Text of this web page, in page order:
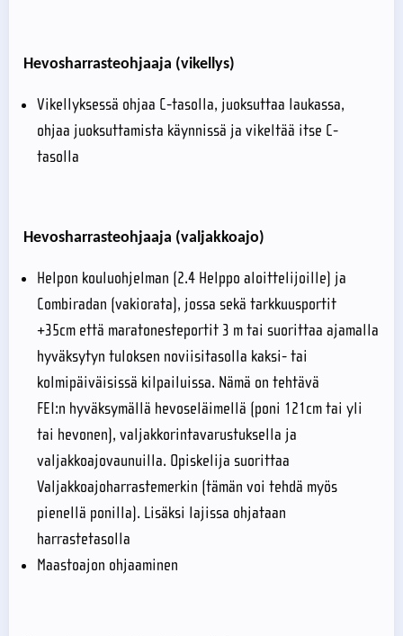
Hevosharrasteohjaaja (vikellys)
Vikellyksessä ohjaa C-tasolla, juoksuttaa laukassa,
ohjaa juoksuttamista käynnissä ja vikeltää itse C-
tasolla
Hevosharrasteohjaaja (valjakkoajo)
Helpon kouluohjelman (2.4 Helppo aloittelijoille) ja
Combiradan (vakiorata), jossa sekä tarkkuusportit
+35cm että maratonesteportit 3 m tai suorittaa ajamalla
hyväksytyn tuloksen noviisitasolla kaksi- tai
kolmipäiväisissä kilpailuissa. Nämä on tehtävä
FEI:n hyväksymällä hevoseläimellä (poni 121cm tai yli
tai hevonen), valjakkorintavarustuksella ja
valjakkoajovaunuilla. Opiskelija suorittaa
Valjakkoajoharrastemerkin (tämän voi tehdä myös
pienellä ponilla). Lisäksi lajissa ohjataan
harrastetasolla
Maastoajon ohjaaminen